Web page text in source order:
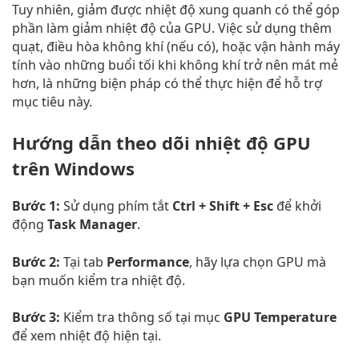
Tuy nhiên, giảm được nhiệt độ xung quanh có thể góp
phần làm giảm nhiệt độ của GPU. Việc sử dụng thêm
quạt, điều hòa không khí (nếu có), hoặc vận hành máy
tính vào những buổi tối khi không khí trở nên mát mẻ
hơn, là những biện pháp có thể thực hiện để hỗ trợ
mục tiêu này.
Hướng dẫn theo dõi nhiệt độ GPU
trên Windows
Bước 1: Sử dụng phím tắt Ctrl + Shift + Esc để khởi
động Task Manager.
Bước 2: Tại tab Performance, hãy lựa chọn GPU mà
bạn muốn kiểm tra nhiệt độ.
Bước 3: Kiểm tra thông số tại mục GPU Temperature
để xem nhiệt độ hiện tại.